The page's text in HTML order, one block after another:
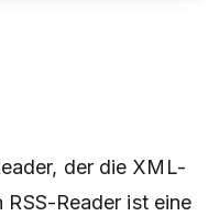
der die XML-
Reader ist eine